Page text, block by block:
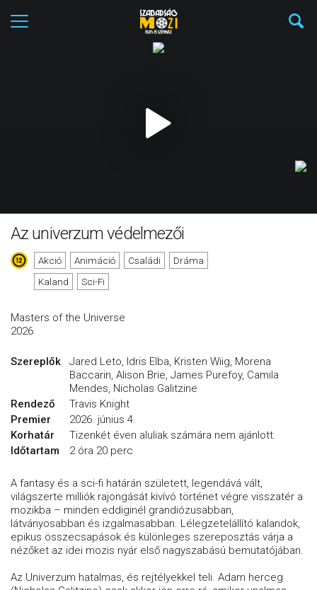
Az univerzum védelmezői
Akció Animáció Családi
Dráma
Kaland
Sci-Fi
Masters of the Universe
2026
Szereplők
Jared Leto, Idris Elba, Kristen Wiig, Morena
Baccarin, Alison Brie, James Purefoy, Camila
Mendes, Nicholas Galitzine
Rendező
Travis Knight
Premier
2026. június 4.
Korhatár
Tizenkét éven aluliak számára nem ajánlott.
Időtartam
2 óra 20 perc
A fantasy és a sci-fi határán született, legendává vált,
világszerte milliók rajongását kivívó történet végre visszatér a
mozikba – minden eddiginél grandiózusabban,
látványosabban és izgalmasabban. Lélegzetelállító kalandok,
epikus összecsapások és különleges szereposztás várja a
nézőket az idei mozis nyár első nagyszabású bemutatójában.
Az Univerzum hatalmas, és rejtélyekkel teli. Adam herceg